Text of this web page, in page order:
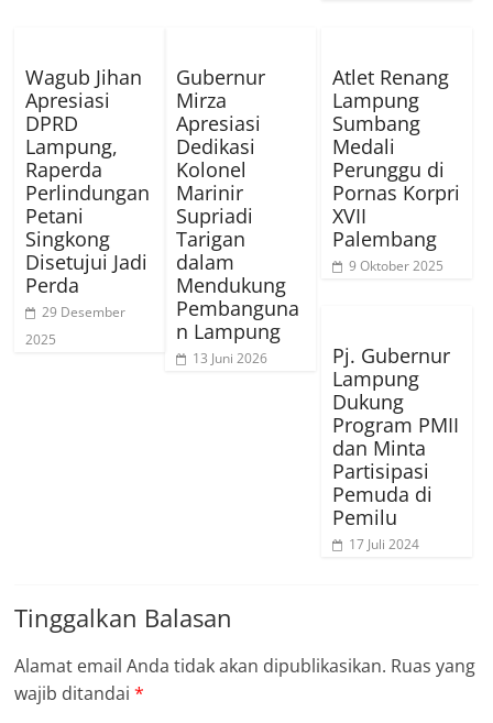
Wagub Jihan
Apresiasi
DPRD
Lampung,
Raperda
Perlindungan
Petani
Singkong
Disetujui Jadi
Perda
29 Desember
2025
Gubernur
Mirza
Apresiasi
Dedikasi
Kolonel
Marinir
Supriadi
Tarigan
dalam
Mendukung
Pembanguna
n Lampung
13 Juni 2026
Atlet Renang
Lampung
Sumbang
Medali
Perunggu di
Pornas Korpri
XVII
Palembang
9 Oktober 2025
Pj. Gubernur
Lampung
Dukung
Program PMII
dan Minta
Partisipasi
Pemuda di
Pemilu
17 Juli 2024
Tinggalkan Balasan
Alamat email Anda tidak akan dipublikasikan. Ruas yang
wajib ditandai*